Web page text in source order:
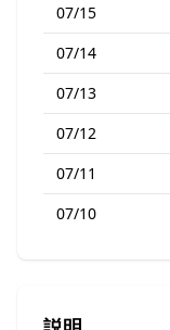
07/15
07/14
07/13
07/12
07/11
07/10